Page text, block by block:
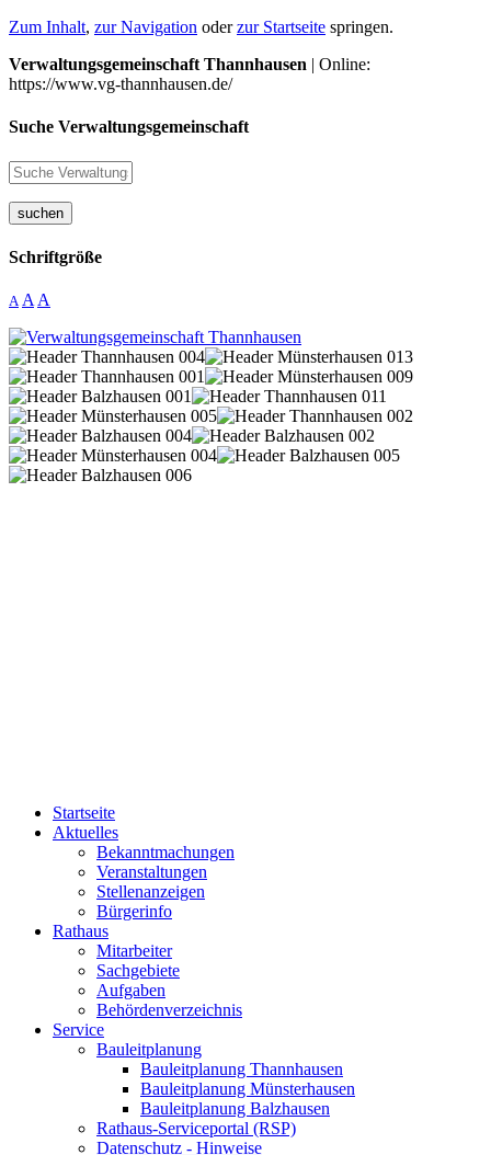
Zum Inhalt, zur Navigation oderzur Startseite springen.
Verwaltungsgemeinschaft Thannhausen | Online:
https://www.vg-thannhausen.de/
Suche Verwaltungsgemeinschaft
suchen
Schriftgröße
A A A
Startseite
Aktuelles
Bekanntmachungen
Veranstaltungen
Stellenanzeigen
Bürgerinfo
Rathaus
Mitarbeiter
Sachgebiete
Aufgaben
Behördenverzeichnis
Service
Bauleitplanung
Bauleitplanung Thannhausen
Bauleitplanung Münsterhausen
Bauleitplanung Balzhausen
Rathaus-Serviceportal (RSP)
Datenschutz - Hinweise